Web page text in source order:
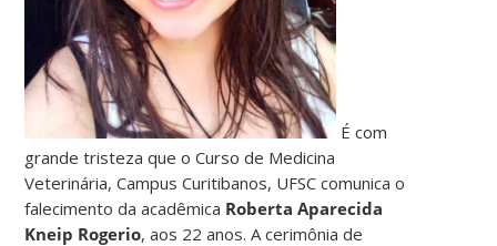
É com
grande tristeza que o Curso de Medicina
Veterinária, Campus Curitibanos, UFSC comunica o
falecimento da acadêmica Roberta Aparecida
Kneip Rogerio, aos 22 anos. A cerimônia de